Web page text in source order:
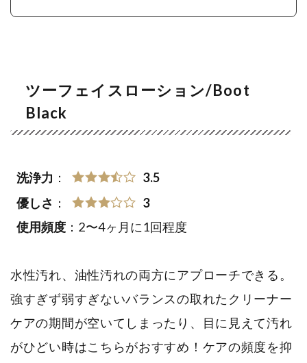
ツーフェイスローション/Boot
Black
洗浄力 ：
3.5
優しさ ：
3
使用頻度 ：2〜4ヶ月に1回程度
水性汚れ、油性汚れの両方にアプローチできる。
強すぎず弱すぎないバランスの取れたクリーナー
ケアの期間が空いてしまったり、目に見えて汚れ
がひどい時はこちらがおすすめ！ケアの頻度を抑